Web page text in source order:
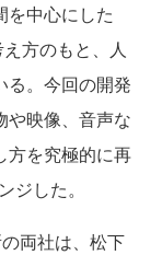
中心にした
方のもと、人
る。今回の開発
や映像、音声な
方を究極的に再
した。
両社は、松下